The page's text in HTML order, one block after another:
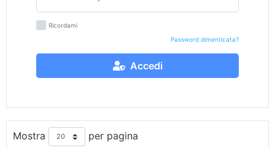
Ricordami
Password dimenticata?
Accedi
Mostra per pagina